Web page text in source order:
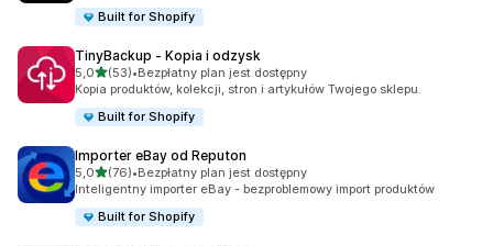
Built for Shopify
TinyBackup ‑ Kopia i odzysk
5,0na 5 gwiazdek
(53)
Łączna liczba recenzji: 53
•Bezpłatny plan jest dostępny
Kopia produktów, kolekcji, stron i artykułów Twojego sklepu.
Built for Shopify
Importer eBay od Reputon
5,0na 5 gwiazdek
(76)
Łączna liczba recenzji: 76
•Bezpłatny plan jest dostępny
Inteligentny importer eBay - bezproblemowy import produktów
Built for Shopify